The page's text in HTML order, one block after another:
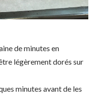
de minutes en
légèrement dorés sur
minutes avant de les